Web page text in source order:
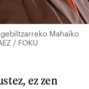
Mahaiko
/ FOKU
ez zen